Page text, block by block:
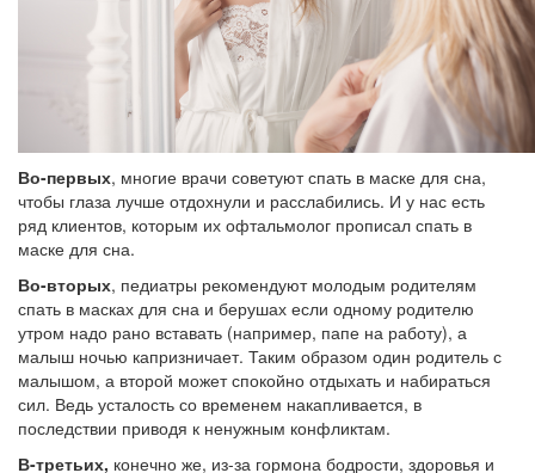
Во-первых, многие врачи советуют спать в маске для сна,
чтобы глаза лучше отдохнули и расслабились. И у нас есть
ряд клиентов, которым их офтальмолог прописал спать в
маске для сна.
Во-вторых, педиатры рекомендуют молодым родителям
спать в масках для сна и берушах если одному родителю
утром надо рано вставать (например, папе на работу), а
малыш ночью капризничает. Таким образом один родитель с
малышом, а второй может спокойно отдыхать и набираться
сил. Ведь усталость со временем накапливается, в
последствии приводя к ненужным конфликтам.
В-третьих, конечно же, из-за гормона бодрости, здоровья и